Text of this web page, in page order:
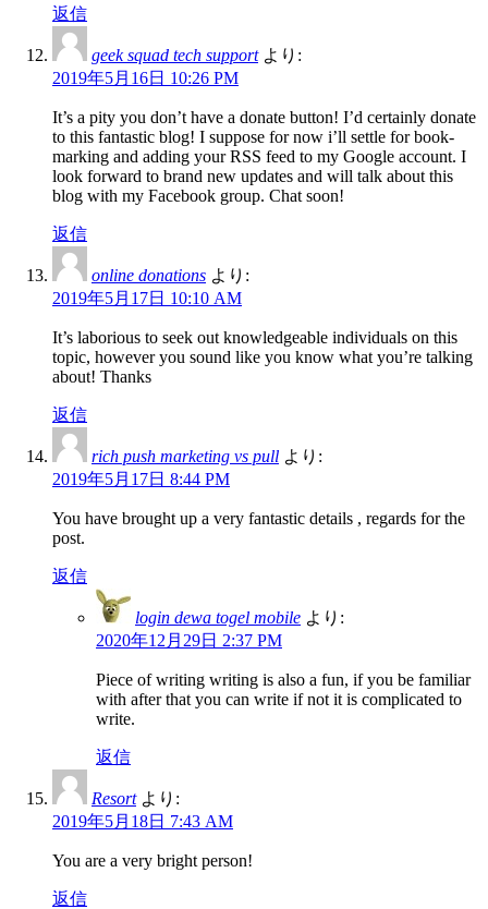
返信
geek squad tech support より:
2019年5月16日 10:26 PM
It’s a pity you don’t have a donate button! I’d certainly donate
to this fantastic blog! I suppose for now i’ll settle for book-
marking and adding your RSS feed to my Google account. I
look forward to brand new updates and will talk about this
blog with my Facebook group. Chat soon!
返信
online donations より:
2019年5月17日 10:10 AM
It’s laborious to seek out knowledgeable individuals on this
topic, however you sound like you know what you’re talking
about! Thanks
返信
rich push marketing vs pull より:
2019年5月17日 8:44 PM
You have brought up a very fantastic details , regards for the
post.
返信
login dewa togel mobile より:
2020年12月29日 2:37 PM
Piece of writing writing is also a fun, if you be familiar
with after that you can write if not it is complicated to
write.
返信
Resort より:
2019年5月18日 7:43 AM
You are a very bright person!
返信